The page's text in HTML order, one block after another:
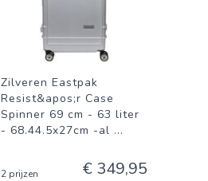
Zilveren Eastpak
Resist&apos;r Case
Spinner 69 cm - 63 liter
- 68.44.5x27cm -al ...
2 prijzen € 349,95